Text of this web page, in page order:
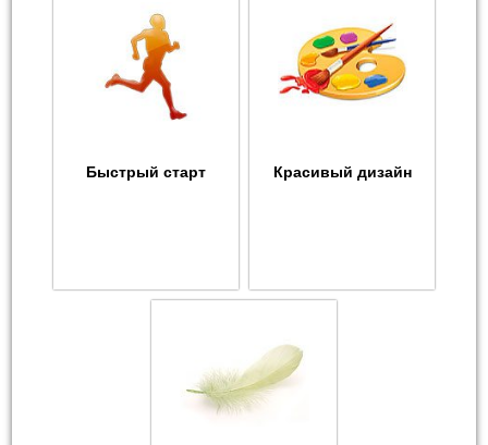
Быстрый старт Красивый дизайн